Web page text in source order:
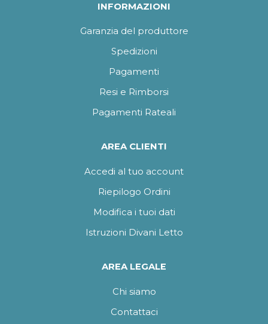
INFORMAZIONI
Garanzia del produttore
Spedizioni
Pagamenti
Resi e Rimborsi
Pagamenti Rateali
AREA CLIENTI
Accedi al tuo account
Riepilogo Ordini
Modifica i tuoi dati
Istruzioni Divani Letto
AREA LEGALE
Chi siamo
Contattaci